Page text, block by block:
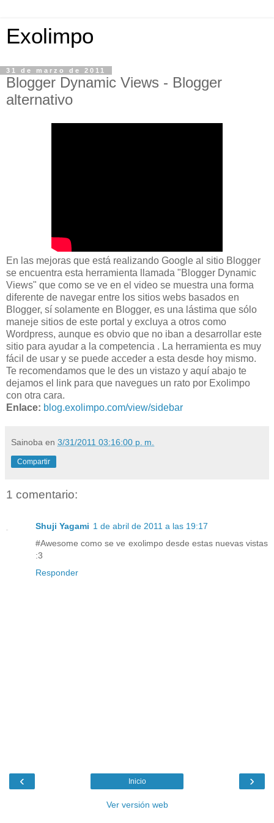
Exolimpo
31 de marzo de 2011
Blogger Dynamic Views - Blogger
alternativo
En las mejoras que está realizando Google al sitio Blogger
se encuentra esta herramienta llamada "Blogger Dynamic
Views" que como se ve en el video se muestra una forma
diferente de navegar entre los sitios webs basados en
Blogger, sí solamente en Blogger, es una lástima que sólo
maneje sitios de este portal y excluya a otros como
Wordpress, aunque es obvio que no iban a desarrollar este
sitio para ayudar a la competencia . La herramienta es muy
fácil de usar y se puede acceder a esta desde hoy mismo.
Te recomendamos que le des un vistazo y aquí abajo te
dejamos el link para que navegues un rato por Exolimpo
con otra cara.
Enlace: blog.exolimpo.com/view/sidebar
Sainoba en 3/31/2011 03:16:00 p. m.
Compartir
1 comentario:
Shuji Yagami 1 de abril de 2011 a las 19:17
#Awesome como se ve exolimpo desde estas nuevas vistas
:3
Responder
‹ ›
Inicio
Ver versión web